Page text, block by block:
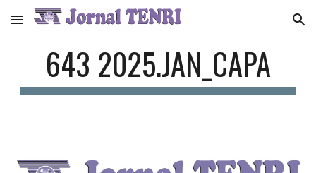
Skip to main content Skip to navigation
643 2025.JAN _CAPA